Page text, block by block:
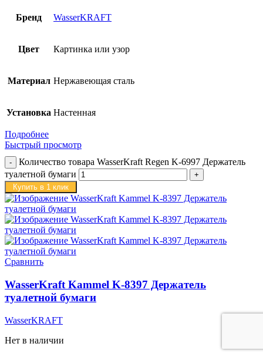
Бренд WasserKRAFT
Цвет Картинка или узор
Материал Нержавеющая сталь
Установка Настенная
Подробнее
Быстрый просмотр
Количество товара WasserKraft Regen K-6997 Держатель
туалетной бумаги
Купить в 1 клик
Сравнить
WasserKraft Kammel K-8397 Держатель
туалетной бумаги
WasserKRAFT
Нет в наличии